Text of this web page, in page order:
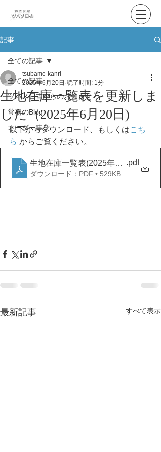
記事
全ての記事
ツバメ日吉からのお知らせ
常務のBlog
オーダー事業
全ての記事
生地在庫一覧表を更新しま
した（2025年6月20日)
tsubame-kanri
2025年6月20日 読了時間: 1分
以下からダウンロード、もしくはこち
ら からご覧ください。
生地在庫一覧表(2025年6月20日）
.pdf
ダウンロード：PDF • 529KB
最新記事 すべて表示